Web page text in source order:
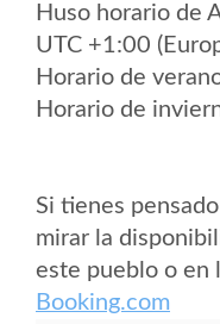
Huso horario de
UTC +1:00
Horario de
Horario de
Si tienes
mirar la
este pueblo o en
Booking.com